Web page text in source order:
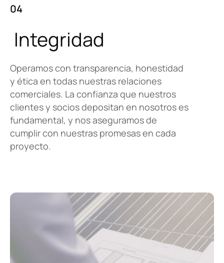
04
Integridad
Operamos con transparencia, honestidad
y ética en todas nuestras relaciones
comerciales. La confianza que nuestros
clientes y socios depositan en nosotros es
fundamental, y nos aseguramos de
cumplir con nuestras promesas en cada
proyecto.
¿Cómo podemos ayudarte?
Quierohablar por teléfono.
Tan sólodejaros un mensaje.